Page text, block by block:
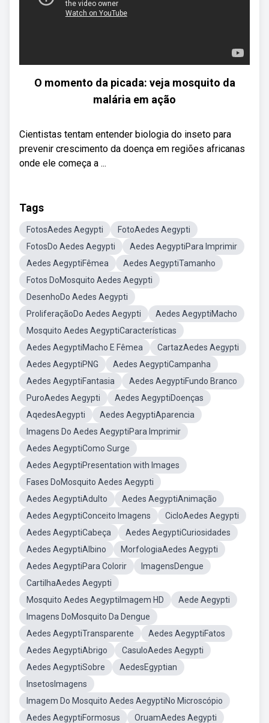
O momento da picada: veja mosquito da
malária em ação
Cientistas tentam entender biologia do inseto para
prevenir crescimento da doença em regiões africanas
onde ele começa a ...
Tags
FotosAedes Aegypti
FotoAedes Aegypti
FotosDo Aedes Aegypti
Aedes AegyptiPara Imprimir
Aedes AegyptiFêmea
Aedes AegyptiTamanho
Fotos DoMosquito Aedes Aegypti
DesenhoDo Aedes Aegypti
ProliferaçãoDo Aedes Aegypti
Aedes AegyptiMacho
Mosquito Aedes AegyptiCaracterísticas
Aedes AegyptiMacho E Fêmea
CartazAedes Aegypti
Aedes AegyptiPNG
Aedes AegyptiCampanha
Aedes AegyptiFantasia
Aedes AegyptiFundo Branco
PuroAedes Aegypti
Aedes AegyptiDoenças
AqedesAegypti
Aedes AegyptiAparencia
Imagens Do Aedes AegyptiPara Imprimir
Aedes AegyptiComo Surge
Aedes AegyptiPresentation with Images
Fases DoMosquito Aedes Aegypti
Aedes AegyptiAdulto
Aedes AegyptiAnimação
Aedes AegyptiConceito Imagens
CicloAedes Aegypti
Aedes AegyptiCabeça
Aedes AegyptiCuriosidades
Aedes AegyptiAlbino
MorfologiaAedes Aegypti
Aedes AegyptiPara Colorir
ImagensDengue
CartilhaAedes Aegypti
Mosquito Aedes AegyptiImagem HD
Aede Aegypti
Imagens DoMosquito Da Dengue
Aedes AegyptiTransparente
Aedes AegyptiFatos
Aedes AegyptiAbrigo
CasuloAedes Aegypti
Aedes AegyptiSobre
AedesEgyptian
InsetosImagens
Imagem Do Mosquito Aedes AegyptiNo Microscópio
Aedes AegyptiFormosus
OruamAedes Aegypti